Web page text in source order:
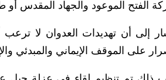
الفتح الموعود والجهاد المقدس
إلى أن تهديدات العدوان لا ترعب
على الموقف الإيماني والمبدئي